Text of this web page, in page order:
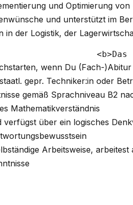
und Optimierung
und unterstützt im
in der Logistik, der
wenn Du (Fach-
gepr. Techniker:in oder
gemäß Sprachniveau B2
Mathematikverständnis
verfügst über ein logisches
Arbeitsweise,